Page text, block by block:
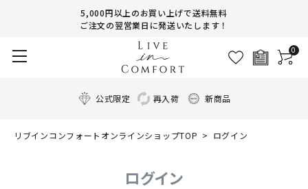
5,000円以上のお買い上げで送料無料
ご注文の翌営業日に発送いたします！
0
公式限定 再入荷 新商品
リブインコンフォートオンラインショップTOP ログイン
ログイン